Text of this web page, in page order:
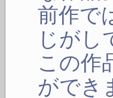
前作で
じがし
この作
ができ